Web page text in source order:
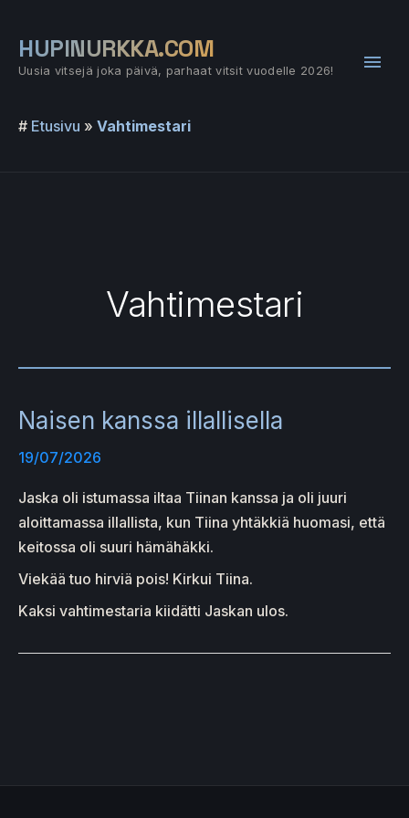
sisältöön
HUPINURKKA.COM
Uusia vitsejä joka päivä, parhaat vitsit vuodelle 2026!
# Etusivu » Vahtimestari
Vahtimestari
Naisen kanssa illallisella
19/07/2026
Jaska oli istumassa iltaa Tiinan kanssa ja oli juuri
aloittamassa illallista, kun Tiina yhtäkkiä huomasi, että
keitossa oli suuri hämähäkki.
Viekää tuo hirviä pois! Kirkui Tiina.
Kaksi vahtimestaria kiidätti Jaskan ulos.